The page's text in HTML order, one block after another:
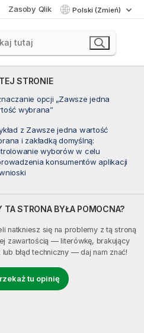
Zasoby Qlik Polski (Zmień)
STRONIE
opcji „Zawsze jedna
wybrana”
z Zawsze jedna wartość
i zakładką domyślną:
wyborów w celu
konsumentów aplikacji
TA STRONA BYŁA POMOCNA?
natkniesz się na problemy z tą stroną
zawartością — literówkę, brakujący
lub błąd techniczny — daj nam znać!
tu opinię